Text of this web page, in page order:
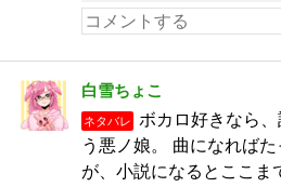
白雪ちょこ
ネタバレ
ボカロ好きなら
う悪ノ娘。 曲になれば
が、小説になるとここま